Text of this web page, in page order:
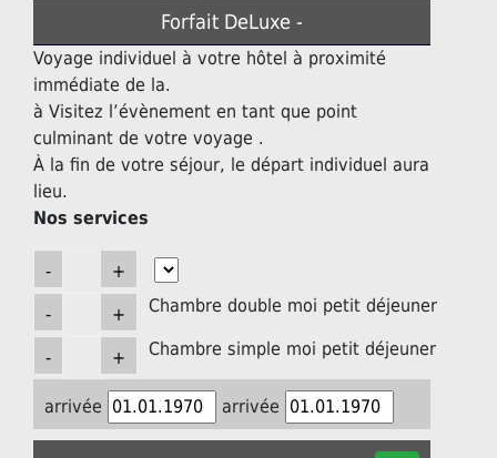
Forfait DeLuxe -
Voyage individuel à votre hôtel à proximité
immédiate de la.
à Visitez l’évènement en tant que point
culminant de votre voyage .
À la fin de votre séjour, le départ individuel aura
lieu.
Nos services
Chambre double moi petit déjeuner
Chambre simple moi petit déjeuner
arrivée arrivée